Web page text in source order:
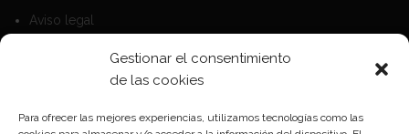
Gestionar el consentimiento
de las cookies
Para ofrecer las mejores experiencias, utilizamos tecnologías como las
Aviso legal
Política de privacidad